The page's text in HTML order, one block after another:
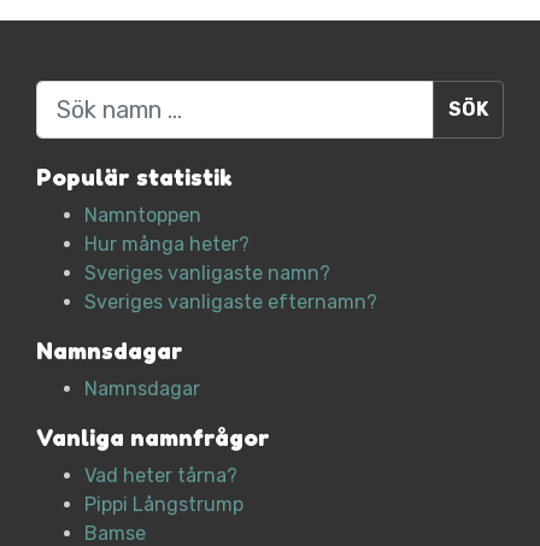
Sök
Populär statistik
Namntoppen
Hur många heter?
Sveriges vanligaste namn?
Sveriges vanligaste efternamn?
Namnsdagar
Namnsdagar
Vanliga namnfrågor
Vad heter tårna?
Pippi Långstrump
Bamse